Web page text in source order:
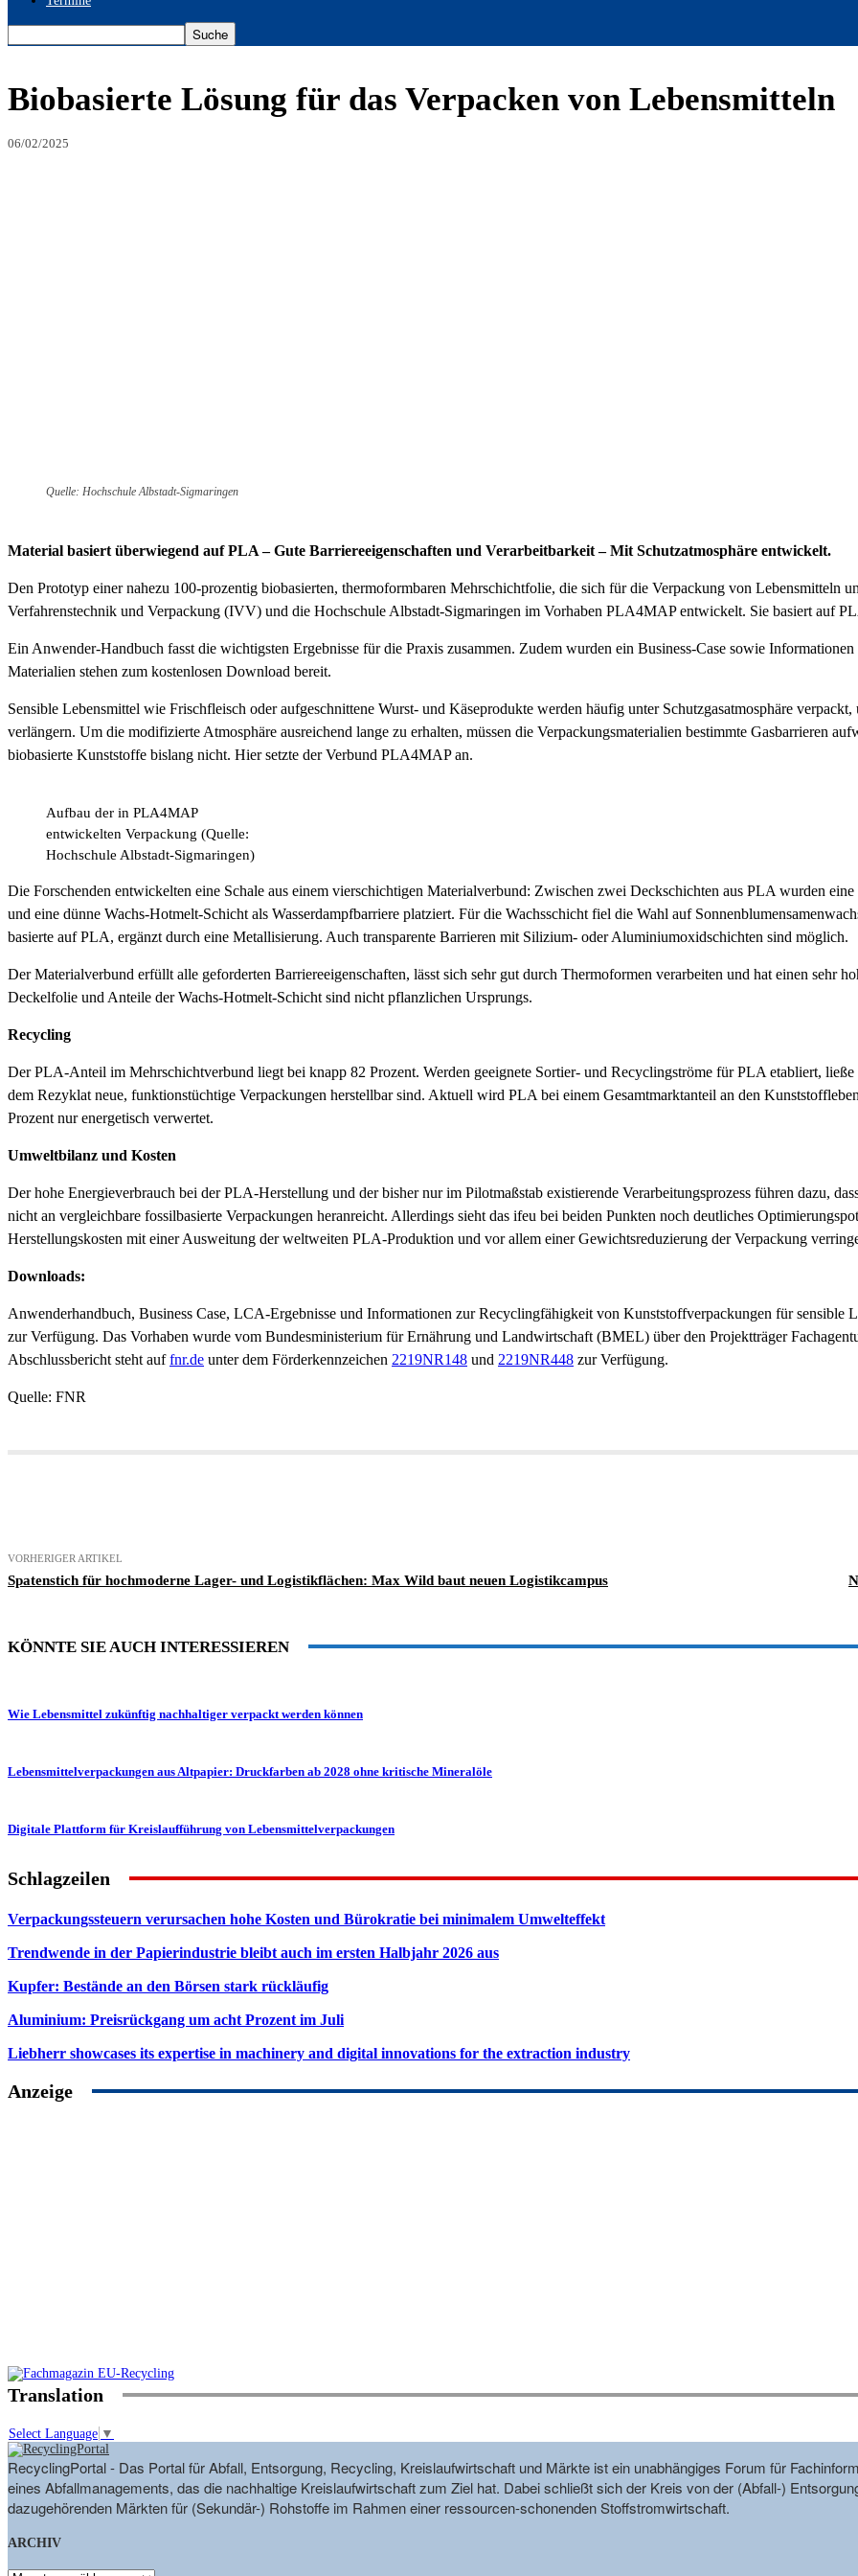
Biobasierte Lösung für das Verpacken von Lebensmitteln
06/02/2025
Quelle: Hochschule Albstadt-Sigmaringen
Material basiert überwiegend auf PLA – Gute Barriereeigenschaften und Verarbeitbarkeit – Mit Schutzatmosphäre entwickelt.
Den Prototyp einer nahezu 100-prozentig biobasierten, thermoformbaren Mehrschichtfolie, die sich für die Verpackung von Lebensmitteln
Verfahrenstechnik und Verpackung (IVV) und die Hochschule Albstadt-Sigmaringen im Vorhaben PLA4MAP entwickelt. Sie basiert auf
Ein Anwender-Handbuch fasst die wichtigsten Ergebnisse für die Praxis zusammen. Zudem wurden ein Business-Case sowie
Materialien stehen zum kostenlosen Download bereit.
Sensible Lebensmittel wie Frischfleisch oder aufgeschnittene Wurst- und Käseprodukte werden häufig unter Schutzgasatmosphäre
verlängern. Um die modifizierte Atmosphäre ausreichend lange zu erhalten, müssen die Verpackungsmaterialien bestimmte Gasbarrieren
biobasierte Kunststoffe bislang nicht. Hier setzte der Verbund PLA4MAP an.
Aufbau der in PLA4MAP
entwickelten Verpackung (Quelle:
Hochschule Albstadt-Sigmaringen)
Die Forschenden entwickelten eine Schale aus einem vierschichtigen Materialverbund: Zwischen zwei Deckschichten aus PLA wurden
und eine dünne Wachs-Hotmelt-Schicht als Wasserdampfbarriere platziert. Für die Wachsschicht fiel die Wahl auf
basierte auf PLA, ergänzt durch eine Metallisierung. Auch transparente Barrieren mit Silizium- oder Aluminiumoxidschichten sind möglich.
Der Materialverbund erfüllt alle geforderten Barriereeigenschaften, lässt sich sehr gut durch Thermoformen verarbeiten und hat einen sehr
Deckelfolie und Anteile der Wachs-Hotmelt-Schicht sind nicht pflanzlichen Ursprungs.
Recycling
Der PLA-Anteil im Mehrschichtverbund liegt bei knapp 82 Prozent. Werden geeignete Sortier- und Recyclingströme für PLA etabliert, ließe
dem Rezyklat neue, funktionstüchtige Verpackungen herstellbar sind. Aktuell wird PLA bei einem Gesamtmarktanteil an den
Prozent nur energetisch verwertet.
Umweltbilanz und Kosten
Der hohe Energieverbrauch bei der PLA-Herstellung und der bisher nur im Pilotmaßstab existierende Verarbeitungsprozess führen dazu,
nicht an vergleichbare fossilbasierte Verpackungen heranreicht. Allerdings sieht das ifeu bei beiden Punkten noch deutliches
Herstellungskosten mit einer Ausweitung der weltweiten PLA-Produktion und vor allem einer Gewichtsreduzierung der Verpackung
Downloads:
Anwenderhandbuch, Business Case, LCA-Ergebnisse und Informationen zur Recyclingfähigkeit von Kunststoffverpackungen für sensible
zur Verfügung. Das Vorhaben wurde vom Bundesministerium für Ernährung und Landwirtschaft (BMEL) über den Projektträger
Abschlussbericht steht auffnr.de unter dem Förderkennzeichen 2219NR148 und 2219NR448 zur Verfügung.
Quelle: FNR
VORHERIGER ARTIKEL
Spatenstich für hochmoderne Lager- und Logistikflächen: Max Wild baut neuen Logistikcampus
KÖNNTE SIE AUCH INTERESSIEREN
Wie Lebensmittel zukünftig nachhaltiger verpackt werden können
Lebensmittelverpackungen aus Altpapier: Druckfarben ab 2028 ohne kritische Mineralöle
Digitale Plattform für Kreislaufführung von Lebensmittelverpackungen
Schlagzeilen
Verpackungssteuern verursachen hohe Kosten und Bürokratie bei minimalem Umwelteffekt
Trendwende in der Papierindustrie bleibt auch im ersten Halbjahr 2026 aus
Kupfer: Bestände an den Börsen stark rückläufig
Aluminium: Preisrückgang um acht Prozent im Juli
Liebherr showcases its expertise in machinery and digital innovations for the extraction industry
Anzeige
Translation
Select Language ▼
RecyclingPortal - Das Portal für Abfall, Entsorgung, Recycling, Kreislaufwirtschaft und Märkte ist ein unabhängiges Forum für
eines Abfallmanagements, das die nachhaltige Kreislaufwirtschaft zum Ziel hat. Dabei schließt sich der Kreis von der (Abfall-)
dazugehörenden Märkten für (Sekundär-) Rohstoffe im Rahmen einer ressourcen-schonenden Stoffstromwirtschaft.
ARCHIV